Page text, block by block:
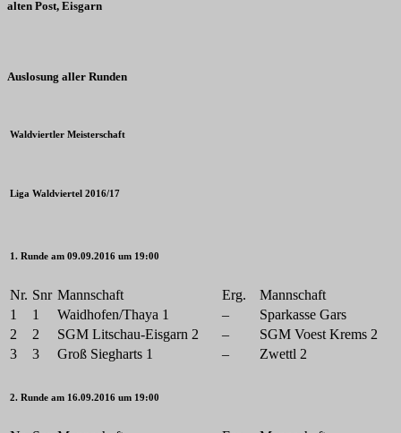
alten Post, Eisgarn
Auslosung aller Runden
Waldviertler Meisterschaft
Liga Waldviertel 2016/17
1. Runde am 09.09.2016 um 19:00
Nr. Snr Mannschaft Erg.
Mannschaft
1
1 Waidhofen/Thaya 1 –
Sparkasse Gars
2
2 SGM Litschau-Eisgarn 2 –
SGM Voest Krems 2
3
3 Groß Siegharts 1 – Zwettl 2
2. Runde am 16.09.2016 um 19:00